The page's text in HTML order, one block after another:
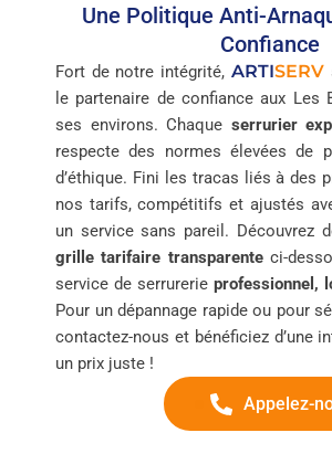
Une Politique Anti-
Confiance
Fort de notre intégrité, ARTISERV
le partenaire de confiance aux Les
ses environs. Chaque serrurier
respecte des normes élevées de
d’éthique. Fini les tracas liés à des
nos tarifs, compétitifs et ajustés
un service sans pareil. Découvrez
grille tarifaire transparenteci-
service de serrurerie professionnel,
Pour un dépannage rapide ou pour
contactez-nous et bénéficiez d’une
un prix juste !
Appelez-